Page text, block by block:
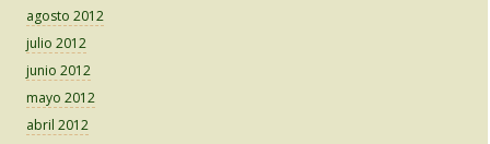
agosto 2012
julio 2012
junio 2012
mayo 2012
abril 2012